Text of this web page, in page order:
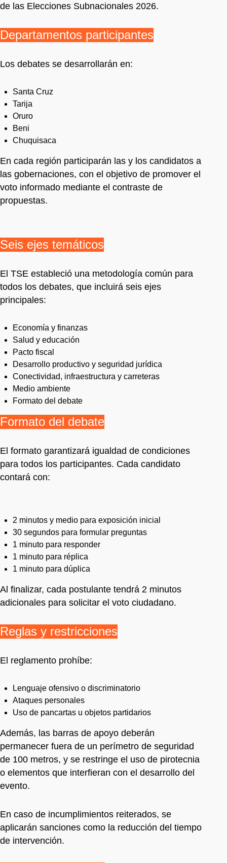
de las Elecciones Subnacionales 2026.
Departamentos participantes
Los debates se desarrollarán en:
Santa Cruz
Tarija
Oruro
Beni
Chuquisaca
En cada región participarán las y los candidatos a
las gobernaciones, con el objetivo de promover el
voto informado mediante el contraste de
propuestas.
Seis ejes temáticos
El TSE estableció una metodología común para
todos los debates, que incluirá seis ejes
principales:
Economía y finanzas
Salud y educación
Pacto fiscal
Desarrollo productivo y seguridad jurídica
Conectividad, infraestructura y carreteras
Medio ambiente
Formato del debate
Formato del debate
El formato garantizará igualdad de condiciones
para todos los participantes. Cada candidato
contará con:
2 minutos y medio para exposición inicial
30 segundos para formular preguntas
1 minuto para responder
1 minuto para réplica
1 minuto para dúplica
Al finalizar, cada postulante tendrá 2 minutos
adicionales para solicitar el voto ciudadano.
Reglas y restricciones
El reglamento prohíbe:
Lenguaje ofensivo o discriminatorio
Ataques personales
Uso de pancartas u objetos partidarios
Además, las barras de apoyo deberán
permanecer fuera de un perímetro de seguridad
de 100 metros, y se restringe el uso de pirotecnia
o elementos que interfieran con el desarrollo del
evento.
En caso de incumplimientos reiterados, se
aplicarán sanciones como la reducción del tiempo
de intervención.